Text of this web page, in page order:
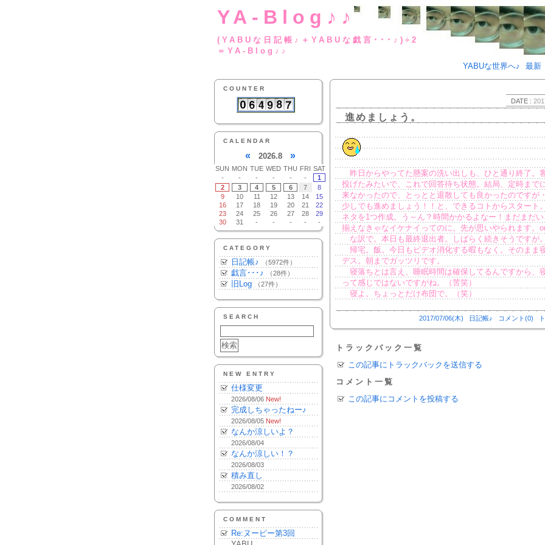
YA-Blog♪♪
(YABUな日記帳♪＋YABUな戯言･･
＝YA-Blog♪♪
YABUな世界へ♪
最新
COUNTER
CALENDAR
« 2026.8 »
SUN MON TUE WED THU FRI SAT
-
- - - - -
1
2
3 4 5 6 7
8
9
10 11 12 13 14
15
16
17 18 19 20 21
22
23
24 25 26 27 28
29
30
31 - - - - -
CATEGORY
日記帳♪ （5972件）
戯言･･･♪ （28件）
旧Log （27件）
SEARCH
NEW ENTRY
仕様変更
2026/08/06 New!
完成しちゃったねー♪
2026/08/05 New!
なんか涼しいよ？
2026/08/04
なんか涼しい！？
2026/08/03
積み直し
2026/08/02
COMMENT
Re:ヌーピー第3回
DATE :
進めましょう。
昨日からやってた懸案の洗い出しも、ひと通り終了。
投げたみたいで、これで回答待ち状態。結局、定時まで
来なかったので、とっとと退散しても良かったのですが
少しでも進めましょう！！と、できるコトからスタート
ネタを1つ作成。う～ん？時間かかるよなー！まだまだい
揃えなきゃなイケナイってのに。先が思いやられます。
な訳で。本日も最終退出者。しばらく続きそうですが。
帰宅。飯。今日もビデオ消化する暇もなく。そのまま
デス。朝までガッツリです。
寝落ちとは言え、睡眠時間は確保してるんですから、
って感じではないですがね。（苦笑）
寝よ。ちょっとだけ布団で。（笑）
2017/07/06(木) 日記帳♪ コメント(0)
トラックバック一覧
この記事にトラックバックを送信する
コメント一覧
この記事にコメントを投稿する